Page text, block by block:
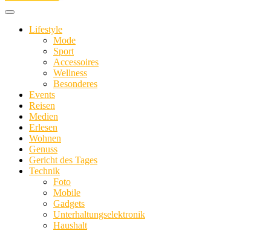
Lifestyle
Mode
Sport
Accessoires
Wellness
Besonderes
Events
Reisen
Medien
Erlesen
Wohnen
Genuss
Gericht des Tages
Technik
Foto
Mobile
Gadgets
Unterhaltungselektronik
Haushalt